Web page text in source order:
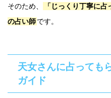
そのため、
「じっくり丁寧に
の占い師です。
天女さんに占っても
ガイド